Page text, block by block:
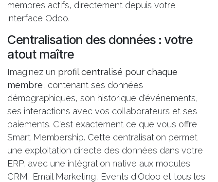
membres actifs, directement depuis votre
interface Odoo.
Centralisation des données : votre
atout maître
Imaginez un profil centralisé pour chaque
membre, contenant ses données
démographiques, son historique d'événements,
ses interactions avec vos collaborateurs et ses
paiements. C'est exactement ce que vous offre
Smart Membership. Cette centralisation permet
une exploitation directe des données dans votre
ERP, avec une intégration native aux modules
CRM, Email Marketing, Events d'Odoo et tous les